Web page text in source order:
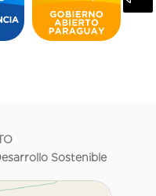
Sostenible